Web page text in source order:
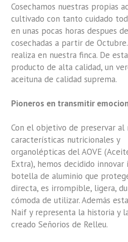
Cosechamos nuestras propias
cultivado con tanto cuidado
en unas pocas horas despues
cosechadas a partir de
realiza en nuestra finca. De
producto de alta calidad, un
aceituna de calidad suprema.
Pioneros en transmitir
Con el objetivo de preservar
características nutricionales y
organolépticas del AOVE
Extra), hemos decidido innovar
botella de aluminio que
directa, es irrompible, ligera,
cómoda de utilizar. Además
Naif y representa la historia y
creado Señorios de Relleu.